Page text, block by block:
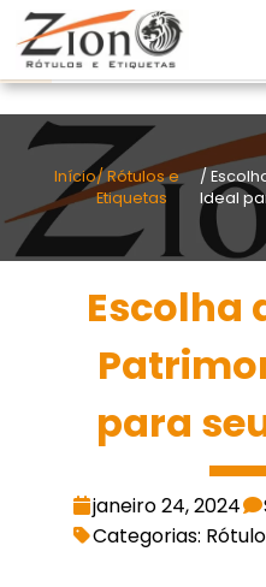
Início/ Rótulos e
Etiquetas
/
Ideal
Escolha
para
janeiro 24, 2024
Categorias: